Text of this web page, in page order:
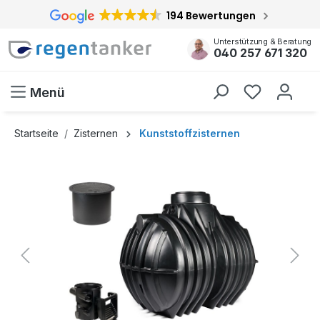
springen 194 Bewertungen
Unterstützung & Beratung
040 257 671 320
Menü
Startseite Zisternen Kunststoffzisternen